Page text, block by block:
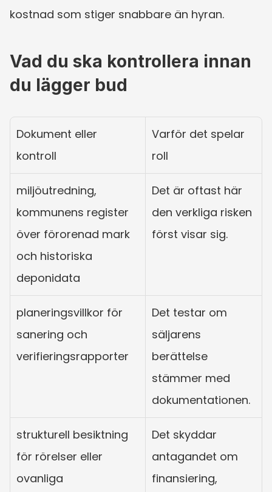
kostnad som stiger snabbare än hyran.
Vad du ska kontrollera innan
du lägger bud
Dokument eller
kontroll
Varför det spelar
roll
miljöutredning,
kommunens register
över förorenad mark
och historiska
deponidata
Det är oftast här
den verkliga risken
först visar sig.
planeringsvillkor för
sanering och
verifieringsrapporter
Det testar om
säljarens
berättelse
stämmer med
dokumentationen.
strukturell besiktning
för rörelser eller
ovanliga
Det skyddar
antagandet om
finansiering,